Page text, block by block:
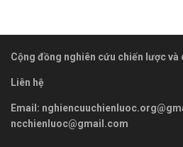
Cộng đồng nghiên cứu chiến lược và
Liên hệ
Email:
ncchienluoc@gmail.com